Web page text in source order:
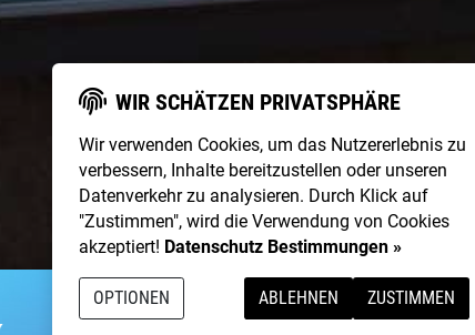
WIR SCHÄTZEN PRIVATSPHÄRE
Wir verwenden Cookies, um das Nutzererlebnis zu
verbessern, Inhalte bereitzustellen oder unseren
Datenverkehr zu analysieren. Durch Klick auf
"Zustimmen", wird die Verwendung von Cookies
akzeptiert! Datenschutz Bestimmungen »
OPTIONEN ABLEHNEN ZUSTIMMEN